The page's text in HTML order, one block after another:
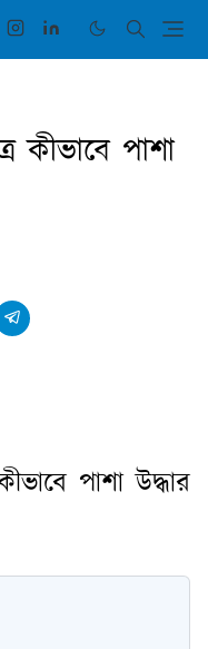
কীভাবে পাশা
পাশা উদ্ধার